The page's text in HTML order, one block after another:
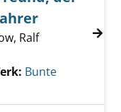
Ralf
Bunte